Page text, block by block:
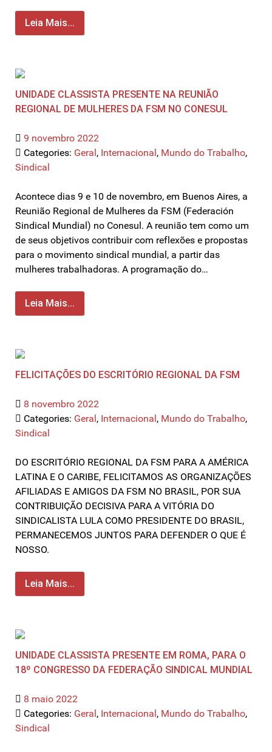
Leia Mais...
UNIDADE CLASSISTA PRESENTE NA REUNIÃO
REGIONAL DE MULHERES DA FSM NO CONESUL
9 novembro 2022
Categories: Geral, Internacional, Mundo do Trabalho,
Sindical
Acontece dias 9 e 10 de novembro, em Buenos Aires, a
Reunião Regional de Mulheres da FSM (Federación
Sindical Mundial) no Conesul. A reunião tem como um
de seus objetivos contribuir com reflexões e propostas
para o movimento sindical mundial, a partir das
mulheres trabalhadoras. A programação do…
Leia Mais...
FELICITAÇÕES DO ESCRITÓRIO REGIONAL DA FSM
8 novembro 2022
Categories: Geral, Internacional, Mundo do Trabalho,
Sindical
DO ESCRITÓRIO REGIONAL DA FSM PARA A AMÉRICA
LATINA E O CARIBE, FELICITAMOS AS ORGANIZAÇÕES
AFILIADAS E AMIGOS DA FSM NO BRASIL, POR SUA
CONTRIBUIÇÃO DECISIVA PARA A VITÓRIA DO
SINDICALISTA LULA COMO PRESIDENTE DO BRASIL,
PERMANECEMOS JUNTOS PARA DEFENDER O QUE É
NOSSO.
Leia Mais...
UNIDADE CLASSISTA PRESENTE EM ROMA, PARA O
18º CONGRESSO DA FEDERAÇÃO SINDICAL MUNDIAL
8 maio 2022
Categories: Geral, Internacional, Mundo do Trabalho,
Sindical